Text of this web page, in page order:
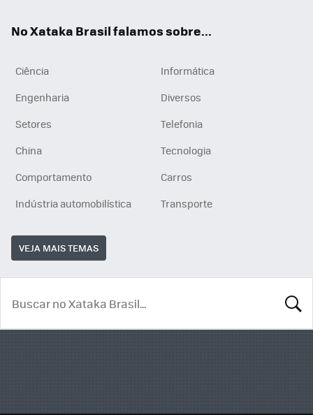
No Xataka Brasil falamos sobre...
Ciência
Informática
Engenharia
Diversos
Setores
Telefonia
China
Tecnologia
Comportamento
Carros
Indústria automobilística
Transporte
VEJA MAIS TEMAS